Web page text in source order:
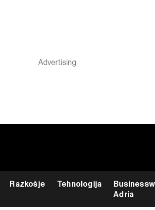
Razkošje Tehnologija
Adria